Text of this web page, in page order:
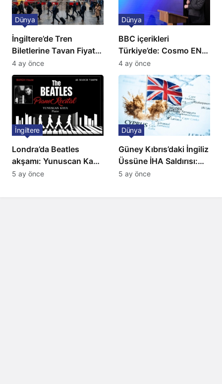
İngiltere’de Tren
Biletlerine Tavan Fiyat:
Ulaşımda Yeni
Düzenleme
Dünya
4 ay önce
BBC içerikleri
Türkiye’de: Cosmo EN
ve BBC Player yayında
Dünya
4 ay önce
Londra’da Beatles
akşamı: Yunuscan Kaya
klasik yorumuyla
İngiltere
5 ay önce
Güney Kıbrıs’daki İngiliz
Üssüne İHA Saldırısı:
Patlama, Sirenler ve
Dünya
5 ay önce